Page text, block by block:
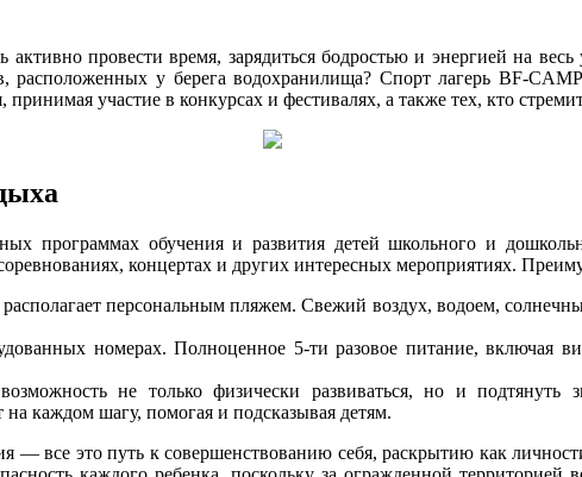
провести время, зарядиться бодростью и энергией на
у берега водохранилища? Спорт лагерь BF-
участие в конкурсах и фестивалях, а также тех, кто
программах обучения и развития детей школьного и
концертах и других интересных мероприятиях.
персональным пляжем. Свежий воздух, водоем,
номерах. Полноценное 5-ти разовое питание, включая
не только физически развиваться, но и подтянуть
каждом шагу, помогая и подсказывая детям.
— все это путь к совершенствованию себя, раскрытию как